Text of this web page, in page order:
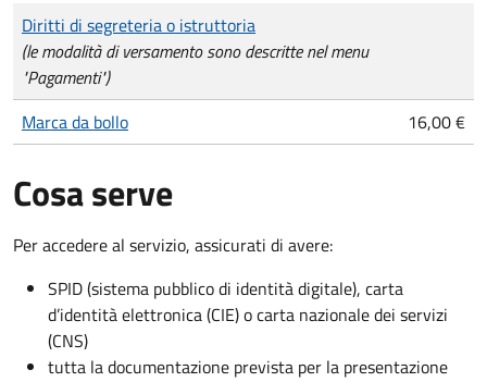
Tipo di pagamento
Importo
Diritti di segreteria o istruttoria
(le modalità di versamento sono descritte nel menu
"Pagamenti")
Marca da bollo
16,00 €
Cosa serve
Per accedere al servizio, assicurati di avere:
SPID (sistema pubblico di identità digitale), carta
d’identità elettronica (CIE) o carta nazionale dei servizi
(CNS)
tutta la documentazione prevista per la presentazione